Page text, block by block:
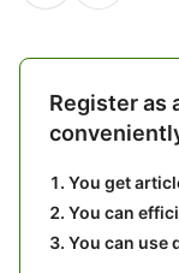
Register as
You get
You can
You can use